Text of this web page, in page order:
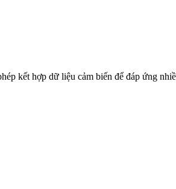
kết hợp dữ liệu cảm biến để đáp ứng